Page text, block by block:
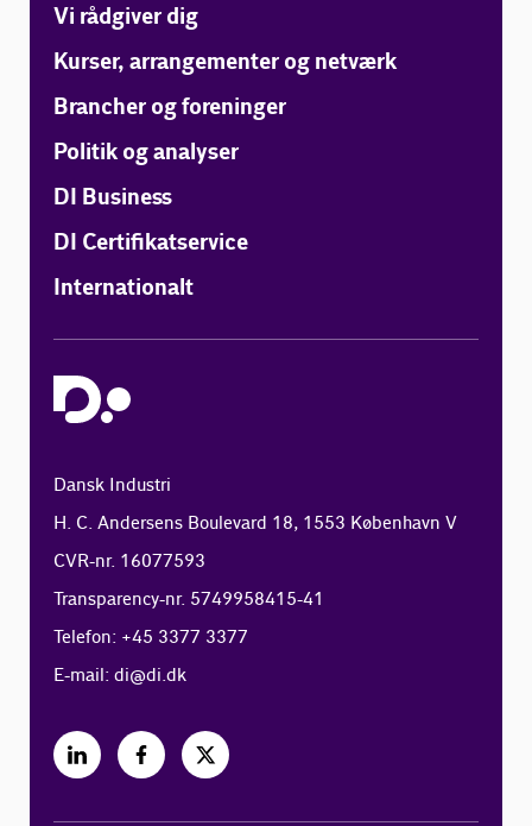
Vi rådgiver dig
Kurser, arrangementer og netværk
Brancher og foreninger
Politik og analyser
DI Business
DI Certifikatservice
Internationalt
Dansk Industri
H. C. Andersens Boulevard 18, 1553 København V
CVR-nr. 16077593
Transparency-nr. 5749958415-41
Telefon: +45 3377 3377
E-mail:di@di.dk